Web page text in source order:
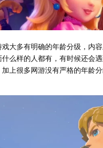
大多有明确的年龄分级，内
么样的人都有，有时候还会
上很多网游没有严格的年龄